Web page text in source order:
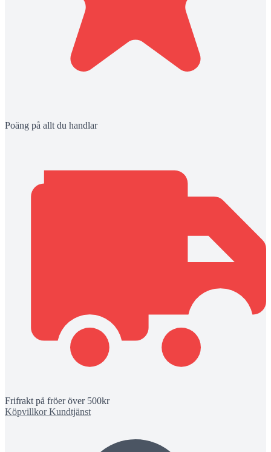
Poäng på allt du handlar
Frifrakt på fröer över 500kr
KöpvillkorKundtjänst